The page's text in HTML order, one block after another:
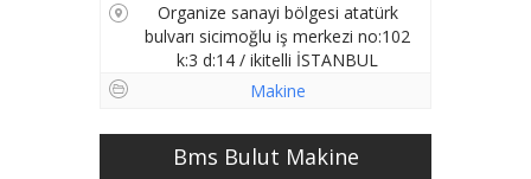
Organize sanayi bölgesi atatürk
bulvarı sicimoğlu iş merkezi no:102
k:3 d:14 / ikitelli İSTANBUL
BAŞAKŞEHİR
Makine
Bms Bulut Makine